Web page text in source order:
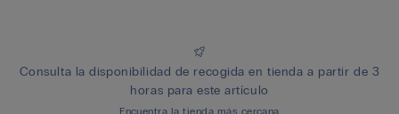
Consulta la disponibilidad de recogida en tienda a partir de 3
horas para este artículo
Encuentra la tienda más cercana